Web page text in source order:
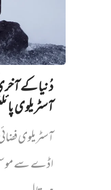
دُنیا کے
آسٹریلوی
آسٹریلوی
اڈے سے موسم